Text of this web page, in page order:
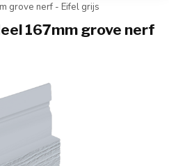
grove nerf - Eifel grijs
167mm grove nerf